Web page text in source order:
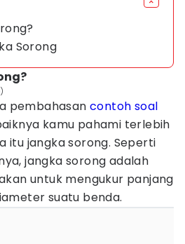
Sorong
pembahasan contoh soal
kamu pahami terlebih
itu jangka sorong. Seperti
jangka sorong adalah
untuk mengukur panjang
suatu benda.